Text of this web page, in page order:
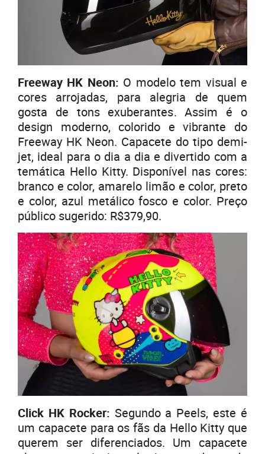
Freeway HK Neon: O modelo tem visual e
cores arrojadas, para alegria de quem
gosta de tons exuberantes. Assim é o
design moderno, colorido e vibrante do
Freeway HK Neon. Capacete do tipo demi-
jet, ideal para o dia a dia e divertido com a
temática Hello Kitty. Disponível nas cores:
branco e color, amarelo limão e color, preto
e color, azul metálico fosco e color. Preço
público sugerido: R$379,90.
Click HK Rocker: Segundo a Peels, este é
um capacete para os fãs da Hello Kitty que
querem ser diferenciados. Um capacete